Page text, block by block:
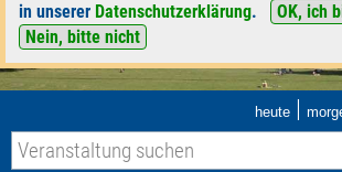
in unserer Datenschutzerklärung.
OK, ich
Nein, bitte nicht
heute |